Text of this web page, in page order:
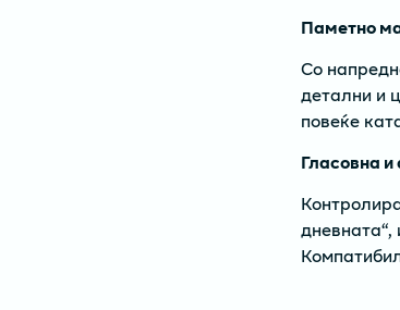
Паметно
Со
детални и
повеќе
Гласовна
дневната“,